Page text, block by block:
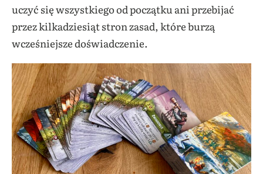
uczyć się wszystkiego od początku ani przebijać
przez kilkadziesiąt stron zasad, które burzą
wcześniejsze doświadczenie.